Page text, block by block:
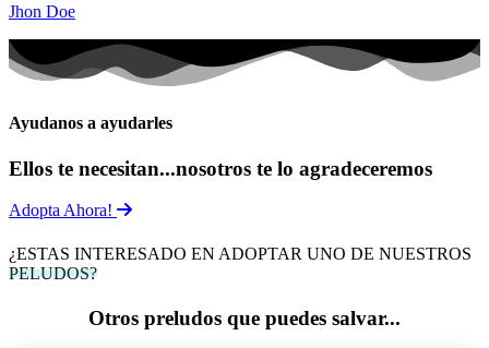
Jhon Doe
Ayudanos a ayudarles
Ellos te necesitan...nosotros te lo agradeceremos
Adopta Ahora!
¿ESTAS INTERESADO EN ADOPTAR UNO DE NUESTROS
PELUDOS?
Otros preludos que puedes salvar...